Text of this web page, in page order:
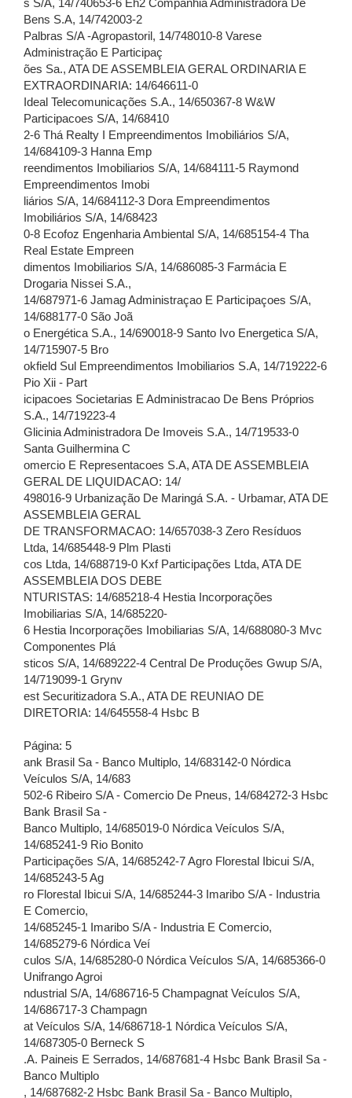
s S/A, 14/740653-6 Eh2 Companhia Administradora De
Bens S.A, 14/742003-2
Palbras S/A -Agropastoril, 14/748010-8 Varese
Administração E Participaç
ões Sa., ATA DE ASSEMBLEIA GERAL ORDINARIA E
EXTRAORDINARIA: 14/646611-0
Ideal Telecomunicações S.A., 14/650367-8 W&W
Participacoes S/A, 14/68410
2-6 Thá Realty I Empreendimentos Imobiliários S/A,
14/684109-3 Hanna Emp
reendimentos Imobiliarios S/A, 14/684111-5 Raymond
Empreendimentos Imobi
liários S/A, 14/684112-3 Dora Empreendimentos
Imobiliários S/A, 14/68423
0-8 Ecofoz Engenharia Ambiental S/A, 14/685154-4 Tha
Real Estate Empreen
dimentos Imobiliarios S/A, 14/686085-3 Farmácia E
Drogaria Nissei S.A.,
14/687971-6 Jamag Administraçao E Participaçoes S/A,
14/688177-0 São Joã
o Energética S.A., 14/690018-9 Santo Ivo Energetica S/A,
14/715907-5 Bro
okfield Sul Empreendimentos Imobiliarios S.A, 14/719222-6
Pio Xii - Part
icipacoes Societarias E Administracao De Bens Próprios
S.A., 14/719223-4
Glicinia Administradora De Imoveis S.A., 14/719533-0
Santa Guilhermina C
omercio E Representacoes S.A, ATA DE ASSEMBLEIA
GERAL DE LIQUIDACAO: 14/
498016-9 Urbanização De Maringá S.A. - Urbamar, ATA DE
ASSEMBLEIA GERAL
DE TRANSFORMACAO: 14/657038-3 Zero Resíduos
Ltda, 14/685448-9 Plm Plasti
cos Ltda, 14/688719-0 Kxf Participações Ltda, ATA DE
ASSEMBLEIA DOS DEBE
NTURISTAS: 14/685218-4 Hestia Incorporações
Imobiliarias S/A, 14/685220-
6 Hestia Incorporações Imobiliarias S/A, 14/688080-3 Mvc
Componentes Plá
sticos S/A, 14/689222-4 Central De Produções Gwup S/A,
14/719099-1 Grynv
est Securitizadora S.A., ATA DE REUNIAO DE
DIRETORIA: 14/645558-4 Hsbc B
Página: 5
ank Brasil Sa - Banco Multiplo, 14/683142-0 Nórdica
Veículos S/A, 14/683
502-6 Ribeiro S/A - Comercio De Pneus, 14/684272-3 Hsbc
Bank Brasil Sa -
Banco Multiplo, 14/685019-0 Nórdica Veículos S/A,
14/685241-9 Rio Bonito
Participações S/A, 14/685242-7 Agro Florestal Ibicui S/A,
14/685243-5 Ag
ro Florestal Ibicui S/A, 14/685244-3 Imaribo S/A - Industria
E Comercio,
14/685245-1 Imaribo S/A - Industria E Comercio,
14/685279-6 Nórdica Veí
culos S/A, 14/685280-0 Nórdica Veículos S/A, 14/685366-0
Unifrango Agroi
ndustrial S/A, 14/686716-5 Champagnat Veículos S/A,
14/686717-3 Champagn
at Veículos S/A, 14/686718-1 Nórdica Veículos S/A,
14/687305-0 Berneck S
.A. Paineis E Serrados, 14/687681-4 Hsbc Bank Brasil Sa -
Banco Multiplo
, 14/687682-2 Hsbc Bank Brasil Sa - Banco Multiplo,